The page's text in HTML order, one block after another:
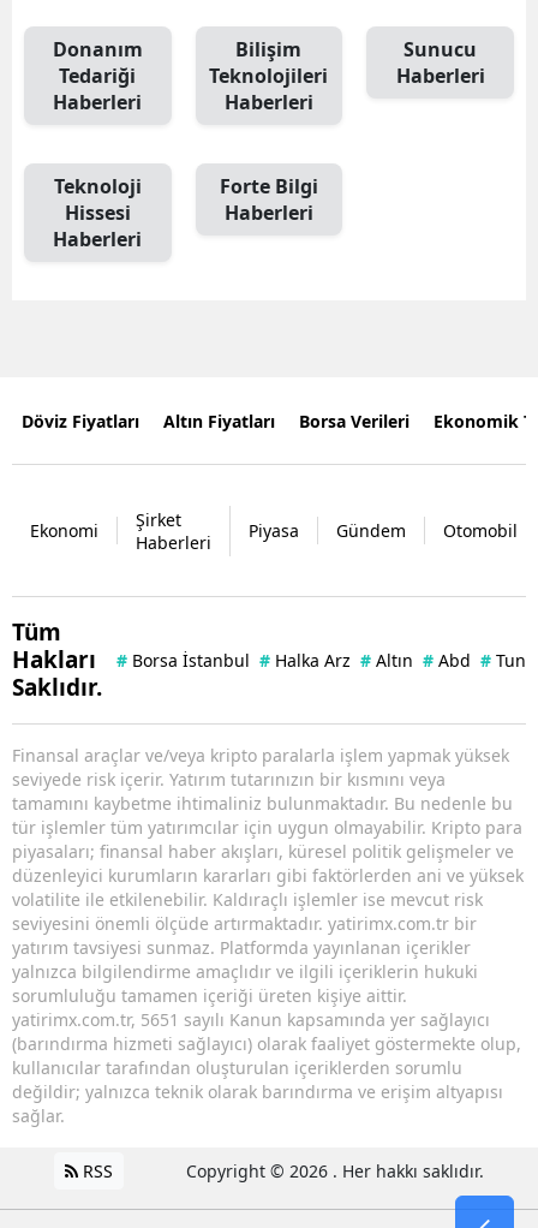
Donanım
Tedariği
Haberleri
Bilişim
Teknolojileri
Haberleri
Sunucu
Haberleri
Teknoloji
Hissesi
Haberleri
Forte Bilgi
Haberleri
Döviz Fiyatları Altın Fiyatları Borsa Verileri Ekonomik
Ekonomi
Şirket
Haberleri
Piyasa Gündem Otomobil
Tüm
Hakları
Saklıdır.
# Borsa İstanbul # Halka Arz # Altın # Abd #
Finansal araçlar ve/veya kripto paralarla işlem yapmak yüksek
seviyede risk içerir. Yatırım tutarınızın bir kısmını veya
tamamını kaybetme ihtimaliniz bulunmaktadır. Bu nedenle bu
tür işlemler tüm yatırımcılar için uygun olmayabilir. Kripto para
piyasaları; finansal haber akışları, küresel politik gelişmeler ve
düzenleyici kurumların kararları gibi faktörlerden ani ve yüksek
volatilite ile etkilenebilir. Kaldıraçlı işlemler ise mevcut risk
seviyesini önemli ölçüde artırmaktadır. yatirimx.com.tr bir
yatırım tavsiyesi sunmaz. Platformda yayınlanan içerikler
yalnızca bilgilendirme amaçlıdır ve ilgili içeriklerin hukuki
sorumluluğu tamamen içeriği üreten kişiye aittir.
yatirimx.com.tr, 5651 sayılı Kanun kapsamında yer sağlayıcı
(barındırma hizmeti sağlayıcı) olarak faaliyet göstermekte olup,
kullanıcılar tarafından oluşturulan içeriklerden sorumlu
değildir; yalnızca teknik olarak barındırma ve erişim altyapısı
sağlar.
RSS Copyright © 2026 . Her hakkı saklıdır.